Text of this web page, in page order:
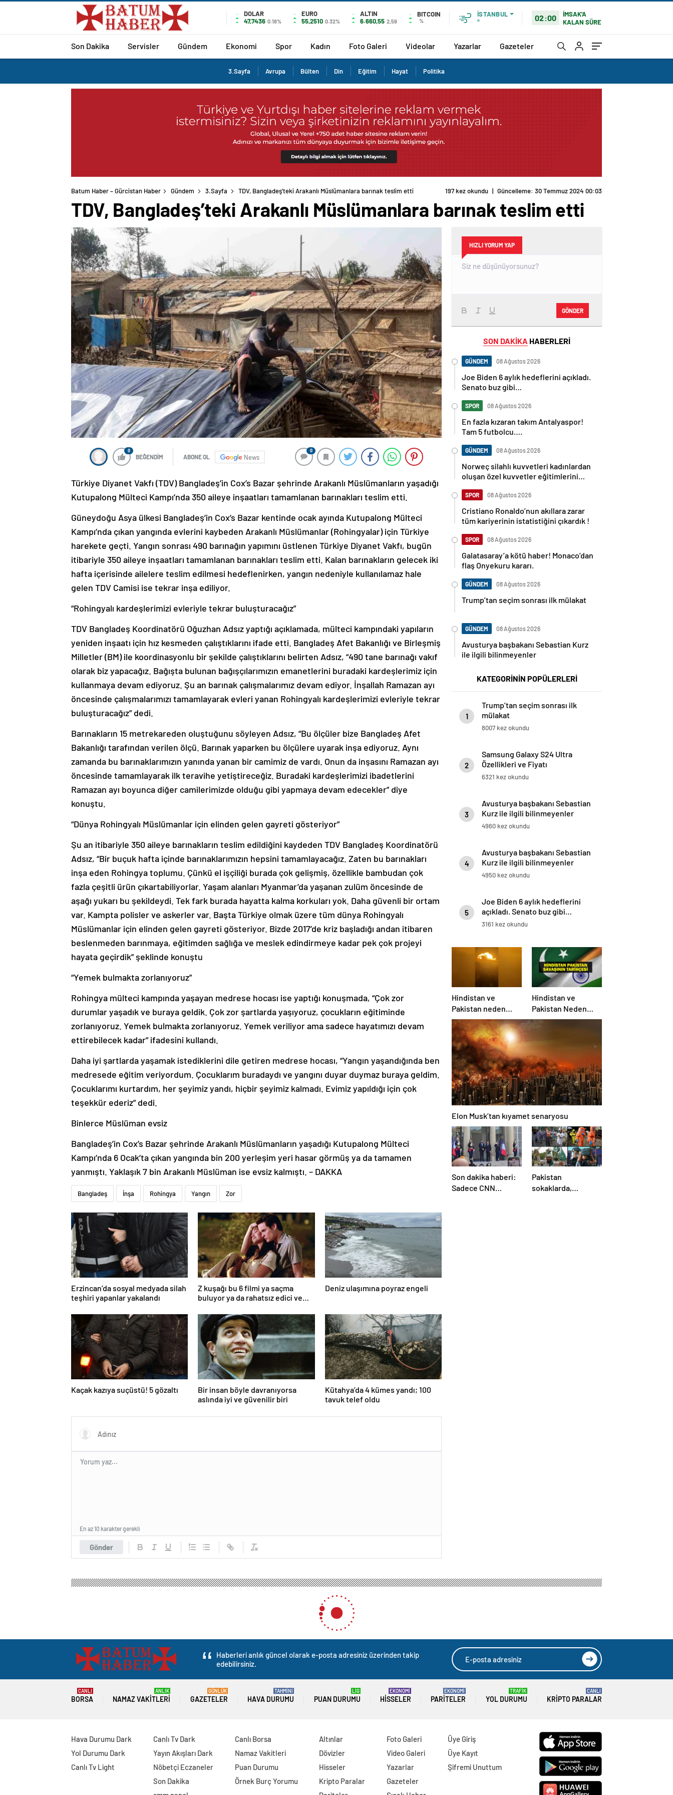
DOLAR
47,7436 0.18%
EURO
55,2510 0.32%
ALTIN
6.660,55 2,59
BITCOIN
%
İSTANBUL
°
02:00
İMSAK'A
KALAN SÜRE
Son Dakika Servisler Gündem Ekonomi Spor Kadın Foto Galeri Videolar Yazarlar Gazeteler
3.Sayfa Avrupa Bülten Din Eğitim Hayat Politika
Batum Haber – Gürcistan Haber Gündem 3.Sayfa TDV, Bangladeş’teki Arakanlı Müslümanlara barınak teslim etti 197 kez okundu | Güncelleme: 30 Temmuz 2024 00:03
TDV, Bangladeş’teki Arakanlı Müslümanlara barınak teslim etti
0
BEĞENDİM ABONE OL News
0
Türkiye Diyanet Vakfı (TDV) Bangladeş’in Cox’s Bazar şehrinde Arakanlı Müslümanların yaşadığı
Kutupalong Mülteci Kampı’nda 350 aileye inşaatları tamamlanan barınakları teslim etti.
Güneydoğu Asya ülkesi Bangladeş’in Cox’s Bazar kentinde ocak ayında Kutupalong Mülteci
Kampı’nda çıkan yangında evlerini kaybeden Arakanlı Müslümanlar (Rohingyalar) için Türkiye
harekete geçti. Yangın sonrası 490 barınağın yapımını üstlenen Türkiye Diyanet Vakfı, bugün
itibariyle 350 aileye inşaatları tamamlanan barınakları teslim etti. Kalan barınakların gelecek iki
hafta içerisinde ailelere teslim edilmesi hedeflenirken, yangın nedeniyle kullanılamaz hale
gelen TDV Camisi ise tekrar inşa ediliyor.
“Rohingyalı kardeşlerimizi evleriyle tekrar buluşturacağız”
TDV Bangladeş Koordinatörü Oğuzhan Adsız yaptığı açıklamada, mülteci kampındaki yapıların
yeniden inşaatı için hız kesmeden çalıştıklarını ifade etti. Bangladeş Afet Bakanlığı ve Birleşmiş
Milletler (BM) ile koordinasyonlu bir şekilde çalıştıklarını belirten Adsız, “490 tane barınağı vakıf
olarak biz yapacağız. Bağışta bulunan bağışçılarımızın emanetlerini buradaki kardeşlerimiz için
kullanmaya devam ediyoruz. Şu an barınak çalışmalarımız devam ediyor. İnşallah Ramazan ayı
öncesinde çalışmalarımızı tamamlayarak evleri yanan Rohingyalı kardeşlerimizi evleriyle tekrar
buluşturacağız” dedi.
Barınakların 15 metrekareden oluştuğunu söyleyen Adsız, “Bu ölçüler bize Bangladeş Afet
Bakanlığı tarafından verilen ölçü. Barınak yaparken bu ölçülere uyarak inşa ediyoruz. Aynı
zamanda bu barınaklarımızın yanında yanan bir camimiz de vardı. Onun da inşasını Ramazan ayı
öncesinde tamamlayarak ilk teravihe yetiştireceğiz. Buradaki kardeşlerimizi ibadetlerini
Ramazan ayı boyunca diğer camilerimizde olduğu gibi yapmaya devam edecekler” diye
konuştu.
“Dünya Rohingyalı Müslümanlar için elinden gelen gayreti gösteriyor”
Şu an itibariyle 350 aileye barınakların teslim edildiğini kaydeden TDV Bangladeş Koordinatörü
Adsız, “Bir buçuk hafta içinde barınaklarımızın hepsini tamamlayacağız. Zaten bu barınakları
inşa eden Rohingya toplumu. Çünkü el işçiliği burada çok gelişmiş, özellikle bambudan çok
fazla çeşitli ürün çıkartabiliyorlar. Yaşam alanları Myanmar’da yaşanan zulüm öncesinde de
aşağı yukarı bu şekildeydi. Tek fark burada hayatta kalma korkuları yok. Daha güvenli bir ortam
var. Kampta polisler ve askerler var. Başta Türkiye olmak üzere tüm dünya Rohingyalı
Müslümanlar için elinden gelen gayreti gösteriyor. Bizde 2017’de kriz başladığı andan itibaren
beslenmeden barınmaya, eğitimden sağlığa ve meslek edindirmeye kadar pek çok projeyi
hayata geçirdik” şeklinde konuştu
“Yemek bulmakta zorlanıyoruz”
Rohingya mülteci kampında yaşayan medrese hocası ise yaptığı konuşmada, “Çok zor
durumlar yaşadık ve buraya geldik. Çok zor şartlarda yaşıyoruz, çocukların eğitiminde
zorlanıyoruz. Yemek bulmakta zorlanıyoruz. Yemek veriliyor ama sadece hayatımızı devam
ettirebilecek kadar” ifadesini kullandı.
Daha iyi şartlarda yaşamak istediklerini dile getiren medrese hocası, “Yangın yaşandığında ben
medresede eğitim veriyordum. Çocuklarım buradaydı ve yangını duyar duymaz buraya geldim.
Çocuklarımı kurtardım, her şeyimiz yandı, hiçbir şeyimiz kalmadı. Evimiz yapıldığı için çok
teşekkür ederiz” dedi.
Binlerce Müslüman evsiz
Bangladeş’in Cox’s Bazar şehrinde Arakanlı Müslümanların yaşadığı Kutupalong Mülteci
Kampı’nda 6 Ocak’ta çıkan yangında bin 200 yerleşim yeri hasar görmüş ya da tamamen
yanmıştı. Yaklaşık 7 bin Arakanlı Müslüman ise evsiz kalmıştı. – DAKKA
Bangladeş İnşa Rohingya Yangın Zor
Erzincan’da sosyal medyada silah
teşhiri yapanlar yakalandı
Z kuşağı bu 6 filmi ya saçma
buluyor ya da rahatsız edici ve
Deniz ulaşımına poyraz engeli
Kaçak kazıya suçüstü! 5 gözaltı
Bir insan böyle davranıyorsa
aslında iyi ve güvenilir biri
Kütahya’da 4 kümes yandı; 100
tavuk telef oldu
Gönder
En az 10 karakter gerekli
HIZLI YORUM YAP
GÖNDER
SON DAKİKA HABERLERİ
GÜNDEM 08 Ağustos 2026
Joe Biden 6 aylık hedeflerini açıkladı.
Senato buz gibi…
SPOR 08 Ağustos 2026
En fazla kızaran takım Antalyaspor!
Tam 5 futbolcu….
GÜNDEM 08 Ağustos 2026
Norweç silahlı kuvvetleri kadınlardan
oluşan özel kuvvetler eğitimlerini
SPOR 08 Ağustos 2026
Cristiano Ronaldo’nun akıllara zarar
tüm kariyerinin istatistiğini çıkardık !
SPOR 08 Ağustos 2026
Galatasaray’a kötü haber! Monaco’dan
flaş Onyekuru kararı.
GÜNDEM 08 Ağustos 2026
Trump’tan seçim sonrası ilk mülakat
GÜNDEM 08 Ağustos 2026
Avusturya başbakanı Sebastian Kurz
ile ilgili bilinmeyenler
KATEGORİNİN POPÜLERLERİ
1
Trump’tan seçim sonrası ilk
mülakat
8007 kez okundu
2
Samsung Galaxy S24 Ultra
Özellikleri ve Fiyatı
6321 kez okundu
3
Avusturya başbakanı Sebastian
Kurz ile ilgili bilinmeyenler
4960 kez okundu
4
Avusturya başbakanı Sebastian
Kurz ile ilgili bilinmeyenler
4950 kez okundu
5
Joe Biden 6 aylık hedeflerini
açıkladı. Senato buz gibi…
3161 kez okundu
Hindistan ve
Pakistan neden
savaşıyor?
Hindistan ve
Pakistan Neden
Savaşıyor? Keşmir
Neden Savaş
Başladı? İşte
Hindistan Pakistan
Savaşının Tarihçesi!
Elon Musk’tan kıyamet senaryosu
Son dakika haberi:
Sadece CNN
Pakistan
sokaklarda,
Haberleri anlık güncel olarak e-posta adresiniz üzerinden takip
edebilirsiniz.
BORSA
CANLI
NAMAZ VAKITLERI
ANLIK
GAZETELER
GÜNLÜK
HAVA DURUMU
TAHMİNİ
PUAN DURUMU
LİG
HISSELER
EKONOMİ
PARITELER
EKONOMİ
YOL DURUMU
TRAFİK
KRIPTO PARALAR
CANLI
Hava Durumu Dark
Yol Durumu Dark
Canlı Tv Light
Canlı Tv Dark
Yayın Akışları Dark
Nöbetçi Eczaneler
Son Dakika
Canlı Borsa
Namaz Vakitleri
Puan Durumu
Örnek Burç Yorumu
Altınlar
Dövizler
Hisseler
Kripto Paralar
Foto Galeri
Video Galeri
Yazarlar
Gazeteler
Üye Giriş
Üye Kayıt
Şifremi Unuttum